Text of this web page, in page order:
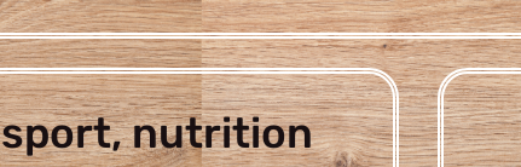
sport, nutrition